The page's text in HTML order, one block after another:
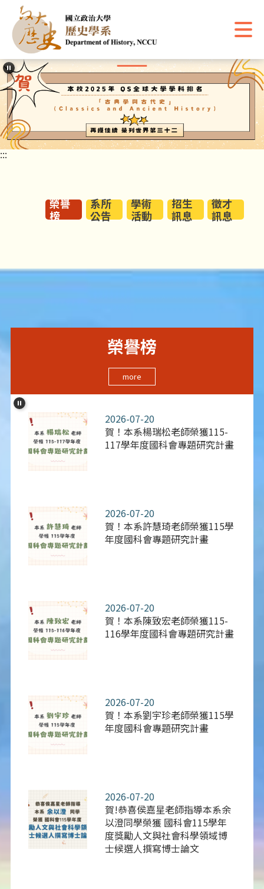
主
要
內
區
塊
:::
榮譽
榜
系所
公告
學術
活動
招生
訊息
徵才
訊息
榮譽榜
more
2026-07-20
賀！本系楊瑞松老師榮獲115-
117學年度國科會專題研究計畫
2026-07-20
賀！本系許慧琦老師榮獲115學
年度國科會專題研究計畫
2026-07-20
賀！本系陳致宏老師榮獲115-
116學年度國科會專題研究計畫
2026-07-20
賀！本系劉宇珍老師榮獲115學
年度國科會專題研究計畫
2026-07-20
賀!恭喜侯嘉星老師指導本系余
以澄同學榮獲 國科會115學年
度獎勵人文與社會科學領域博
士候選人撰寫博士論文